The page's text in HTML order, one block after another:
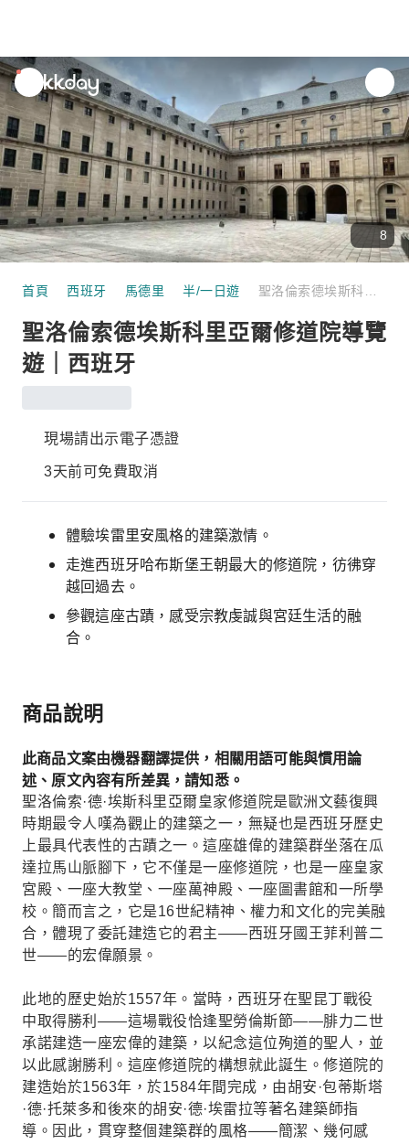
unread
notifications
8
首頁 西班牙 馬德里 半/一日遊
聖洛倫索德埃斯科里亞爾修道院導覽
遊｜西班牙
現場請出示電子憑證
3天前可免費取消
體驗埃雷里安風格的建築激情。
走進西班牙哈布斯堡王朝最大的修道院，彷彿穿
越回過去。
參觀這座古蹟，感受宗教虔誠與宮廷生活的融
合。
商品說明
此商品文案由機器翻譯提供，相關用語可能與慣用論
述、原文內容有所差異，請知悉。
聖洛倫索·德·埃斯科里亞爾皇家修道院是歐洲文藝復興
時期最令人嘆為觀止的建築之一，無疑也是西班牙歷史
上最具代表性的古蹟之一。這座雄偉的建築群坐落在瓜
達拉馬山脈腳下，它不僅是一座修道院，也是一座皇家
宮殿、一座大教堂、一座萬神殿、一座圖書館和一所學
校。簡而言之，它是16世紀精神、權力和文化的完美融
合，體現了委託建造它的君主——西班牙國王菲利普二
世——的宏偉願景。
此地的歷史始於1557年。當時，西班牙在聖昆丁戰役
中取得勝利——這場戰役恰逢聖勞倫斯節——腓力二世
承諾建造一座宏偉的建築，以紀念這位殉道的聖人，並
以此感謝勝利。這座修道院的構想就此誕生。修道院的
建造始於1563年，於1584年間完成，由胡安·包蒂斯塔
·德·托萊多和後來的胡安·德·埃雷拉等著名建築師指
導。因此，貫穿整個建築群的風格——簡潔、幾何感